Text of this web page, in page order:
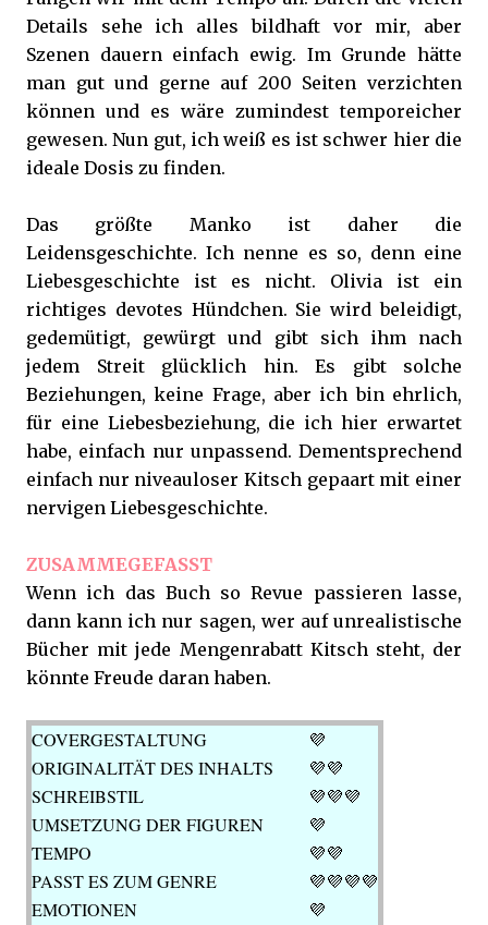
Details sehe ich alles bildhaft vor mir, aber
Szenen dauern einfach ewig. Im Grunde hätte
man gut und gerne auf 200 Seiten verzichten
können und es wäre zumindest temporeicher
gewesen. Nun gut, ich weiß es ist schwer hier die
ideale Dosis zu finden.
Das größte Manko ist daher die
Leidensgeschichte. Ich nenne es so, denn eine
Liebesgeschichte ist es nicht. Olivia ist ein
richtiges devotes Hündchen. Sie wird beleidigt,
gedemütigt, gewürgt und gibt sich ihm nach
jedem Streit glücklich hin. Es gibt solche
Beziehungen, keine Frage, aber ich bin ehrlich,
für eine Liebesbeziehung, die ich hier erwartet
habe, einfach nur unpassend. Dementsprechend
einfach nur niveauloser Kitsch gepaart mit einer
nervigen Liebesgeschichte.
ZUSAMMEGEFASST
Wenn ich das Buch so Revue passieren lasse,
dann kann ich nur sagen, wer auf unrealistische
Bücher mit jede Mengenrabatt Kitsch steht, der
könnte Freude daran haben.
COVERGESTALTUNG
💜
ORIGINALITÄT DES INHALTS 💜💜
SCHREIBSTIL
💜💜💜
UMSETZUNG DER FIGUREN
💜
TEMPO
💜💜
PASST ES ZUM GENRE
💜💜💜💜
EMOTIONEN
💜